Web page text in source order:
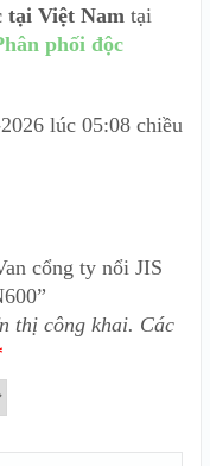
tại Việt Nam tại
phối độc
lúc 05:08 chiều
cổng ty nổi JIS
thị công khai. Các